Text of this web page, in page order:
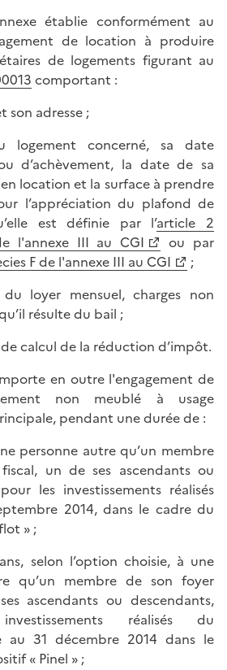
établie conformément au
de location à produire
de logements figurant au
comportant :
son adresse ;
logement concerné, sa date
d’achèvement, la date de sa
location et la surface à prendre
l’appréciation du plafond de
est définie par l’article 2
l'annexe III au CGI
ou par
F de l'annexe III au CGI
;
loyer mensuel, charges non
résulte du bail ;
calcul de la réduction d’impôt.
en outre l'engagement de
non meublé à usage
pendant une durée de :
personne autre qu’un membre
un de ses ascendants ou
les investissements réalisés
2014, dans le cadre du
» ;
selon l’option choisie, à une
qu’un membre de son foyer
ascendants ou descendants,
réalisés du
au 31 décembre 2014 dans le
« Pinel » ;